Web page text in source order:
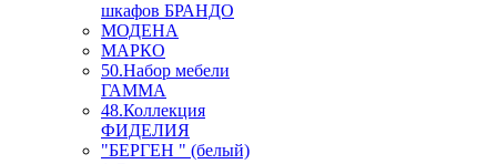
шкафов БРАНДО
МОДЕНА
МАРКО
50.Набор мебели
ГАММА
48.Коллекция
ФИДЕЛИЯ
"БЕРГЕН " (белый)